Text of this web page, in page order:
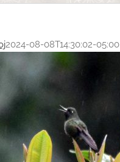
2024-08-08T14:30:02-05:00